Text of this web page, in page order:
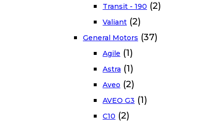
Transit - 190 (2)
Valiant (2)
General Motors (37)
Agile (1)
Astra (1)
Aveo (2)
AVEO G3 (1)
C10 (2)